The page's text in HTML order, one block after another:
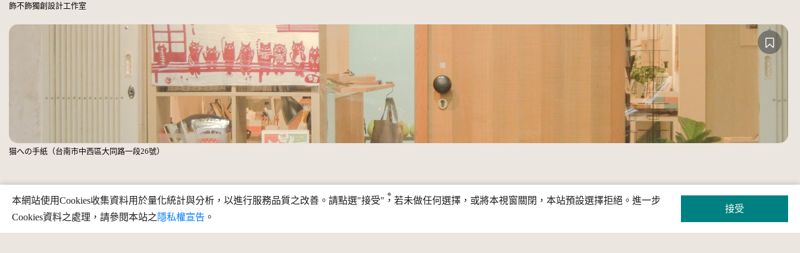
飾不飾獨創設計工作室
猫への手紙（台南市中西區大同路一段26號）
本網站使用Cookies收集資料用於量化統計與分析，以進行服務品質之改善。請點選"接受"，若未做任何選擇，或將本視窗關閉，本站預設選擇拒絕。進一步
Cookies資料之處理，請參閱本站之 隱私權宣告 。
接受